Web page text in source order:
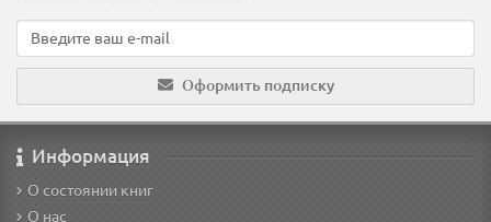
Оформить подписку
Информация
О состоянии книг
О нас